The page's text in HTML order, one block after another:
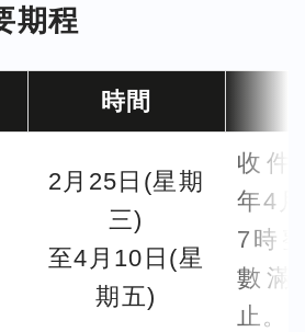
期程
時間
2月25日(星期
三)
至4月10日(星
期五)
收件
年4
7時
數滿
止。